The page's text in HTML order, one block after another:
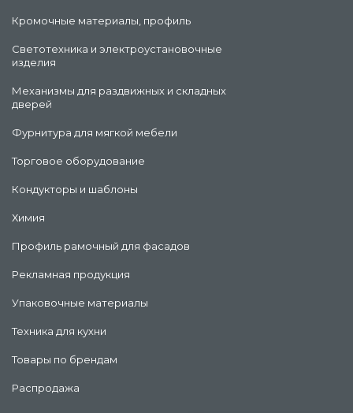
Кромочные материалы, профиль
Светотехника и электроустановочные
изделия
Механизмы для раздвижных и складных
дверей
Фурнитура для мягкой мебели
Торговое оборудование
Кондукторы и шаблоны
Химия
Профиль рамочный для фасадов
Рекламная продукция
Упаковочные материалы
Техника для кухни
Товары по брендам
Распродажа